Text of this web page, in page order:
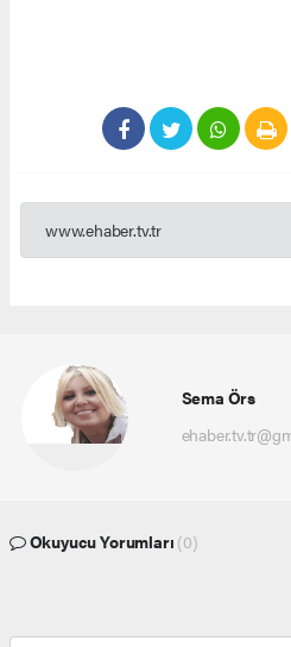
www.ehaber.tv.tr
Sema Örs
Okuyucu Yorumları (0)